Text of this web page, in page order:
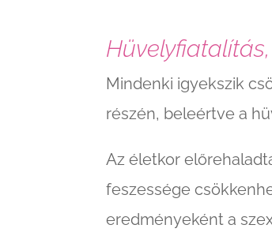
Mindenki igyekszik
részén, beleértve a
Az életkor
feszessége
eredményeként a